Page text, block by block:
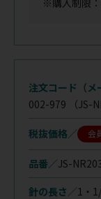
注文コード（メ
002-979 （JS-
税抜価格 会
品番／JS-
針の長さ／1・